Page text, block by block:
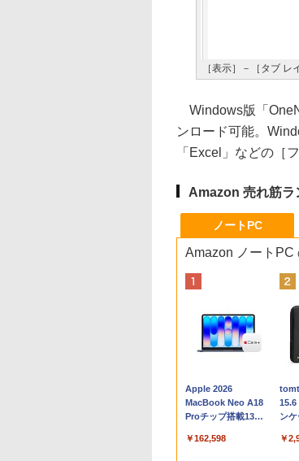
［表示］－［タブ レ
Windows版「
ンロード可能。
「Excel」などの［
Amazon 売れ筋ラ
ノートPC
Amazon ノートPC
Apple 2026
MacBook Neo A18
Proチップ搭載13イ
AIとApple
￥162,598
15.6
ン
￥